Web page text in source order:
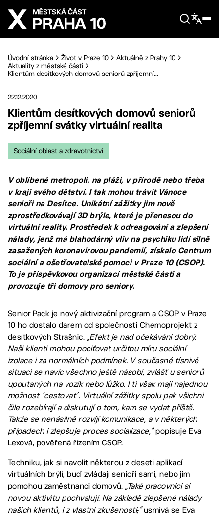
Přejít na hlavní obsah
Úvodní stránka Život v Praze 10
Aktuálně z Prahy 10
Aktuality z městské části
Klientům desítkových domovů seniorů zpříjemní...
22.12.2020
Klientům desítkových domovů seniorů
zpříjemní svátky virtuální realita
Sociální oblast a zdravotnictví
V oblíbené metropoli, na pláži, v přírodě nebo třeba
v kraji svého dětství. I tak mohou trávit Vánoce
senioři na Desítce. Unikátní zážitky jim nově
zprostředkovávají 3D brýle, které je přenesou do
virtuální reality. Prostředek k odreagování a zlepšení
nálady, jenž má blahodárný vliv na psychiku lidí silně
zasažených koronavirovou pandemií, získalo Centrum
sociální a ošetřovatelské pomoci v Praze 10 (CSOP).
To je příspěvkovou organizací městské části a
provozuje tři domovy pro seniory.
Senior Pack je nový aktivizační program a CSOP v Praze
10 ho dostalo darem od společnosti Chemoprojekt z
desítkových Strašnic. „Efekt je nad očekávání dobrý.
Naši klienti mohou pociťovat určitou míru sociální
izolace i za normálních podmínek. V současné tísnivé
situaci se navíc všechno ještě násobí, zvlášť u seniorů
upoutaných na vozík nebo lůžko. I ti však mají najednou
možnost ´cestovat´. Virtuální zážitky spolu pak všichni
čile rozebírají a diskutují o tom, kam se vydat příště.
Takže se nenásilně rozvíjí komunikace, a v některých
případech i zlepšuje proces socializace,“popisuje Eva
Lexová, pověřená řízením CSOP.
Techniku, jak si navolit některou z deseti aplikací
virtuálních brýlí, buď zvládají senioři sami, nebo jim
pomohou zaměstnanci domovů. „Také pracovníci si
novou aktivitu pochvalují. Na základě zlepšené nálady
našich klientů, i z vlastní zkušenosti,“ usmívá se Eva